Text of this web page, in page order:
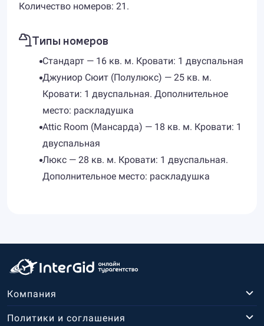
Количество номеров: 21.
Типы номеров
Стандарт — 16 кв. м. Кровати: 1 двуспальная
Джуниор Сюит (Полулюкс) — 25 кв. м.
Кровати: 1 двуспальная. Дополнительное
место: раскладушка
Attic Room (Мансарда) — 18 кв. м. Кровати: 1
двуспальная
Люкс — 28 кв. м. Кровати: 1 двуспальная.
Дополнительное место: раскладушка
Компания
Политики и соглашения